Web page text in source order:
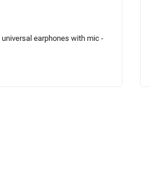
earphones with mic -